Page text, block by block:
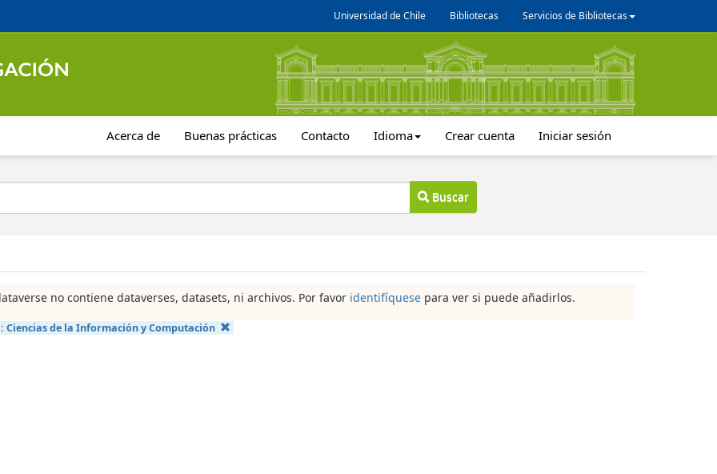
Universidad de Chile Bibliotecas Servicios de Bibliotecas
Acerca de Buenas prácticas Contacto Idioma Crear cuenta Iniciar sesión
Buscar
no contiene dataverses, datasets, ni archivos. Por favor identifíquese para ver si puede añadirlos.
Ciencias de la Información y Computación